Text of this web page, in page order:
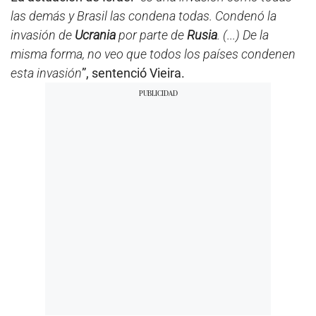
las demás y Brasil las condena todas. Condenó la
invasión de Ucraniapor parte deRusia. (...) De la
misma forma, no veo que todos los países condenen
esta invasión”, sentenció Vieira.